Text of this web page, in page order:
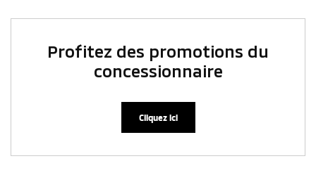
Profitez des promotions du
concessionnaire
Cliquez ici